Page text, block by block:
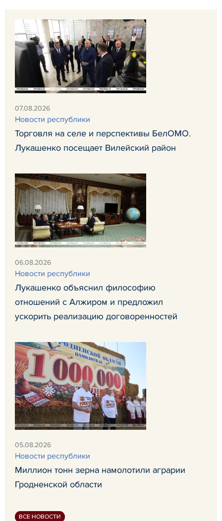
07.08.2026
Новости республики
Торговля на селе и перспективы БелОМО.
Лукашенко посещает Вилейский район
06.08.2026
Новости республики
Лукашенко объяснил философию
отношений с Алжиром и предложил
ускорить реализацию договоренностей
05.08.2026
Новости республики
Миллион тонн зерна намолотили аграрии
Гродненской области
ВСЕ НОВОСТИ